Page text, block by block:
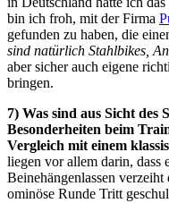
bin ich froh, mit der Firma
gefunden zu haben, die
sind natürlich Stahlbikes,
aber sicher auch eigene
bringen.
7) Was sind aus Sicht des
Besonderheiten beim
Vergleich mit einem
liegen vor allem darin, dass
Beinehängenlassen
ominöse Runde Tritt